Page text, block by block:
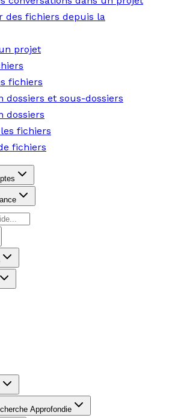
des fichiers depuis la
projet
fichiers
dossiers et sous-dossiers
dossiers
fichiers
fichiers
Approfondie